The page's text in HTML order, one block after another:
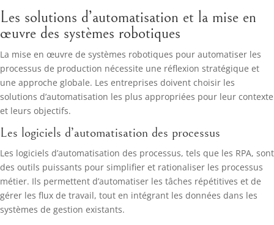
Les solutions d’automatisation et la mise en
œuvre des systèmes robotiques
La mise en œuvre de systèmes robotiques pour automatiser les
processus de production nécessite une réflexion stratégique et
une approche globale. Les entreprises doivent choisir les
solutions d’automatisation les plus appropriées pour leur contexte
et leurs objectifs.
Les logiciels d’automatisation des processus
Les logiciels d’automatisation des processus, tels que les RPA, sont
des outils puissants pour simplifier et rationaliser les processus
métier. Ils permettent d’automatiser les tâches répétitives et de
gérer les flux de travail, tout en intégrant les données dans les
systèmes de gestion existants.